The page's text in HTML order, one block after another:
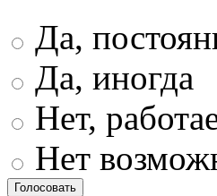
Да,
Да, иногда
Нет,
Нет